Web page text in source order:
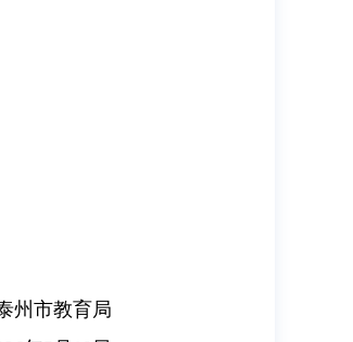
州市教育局